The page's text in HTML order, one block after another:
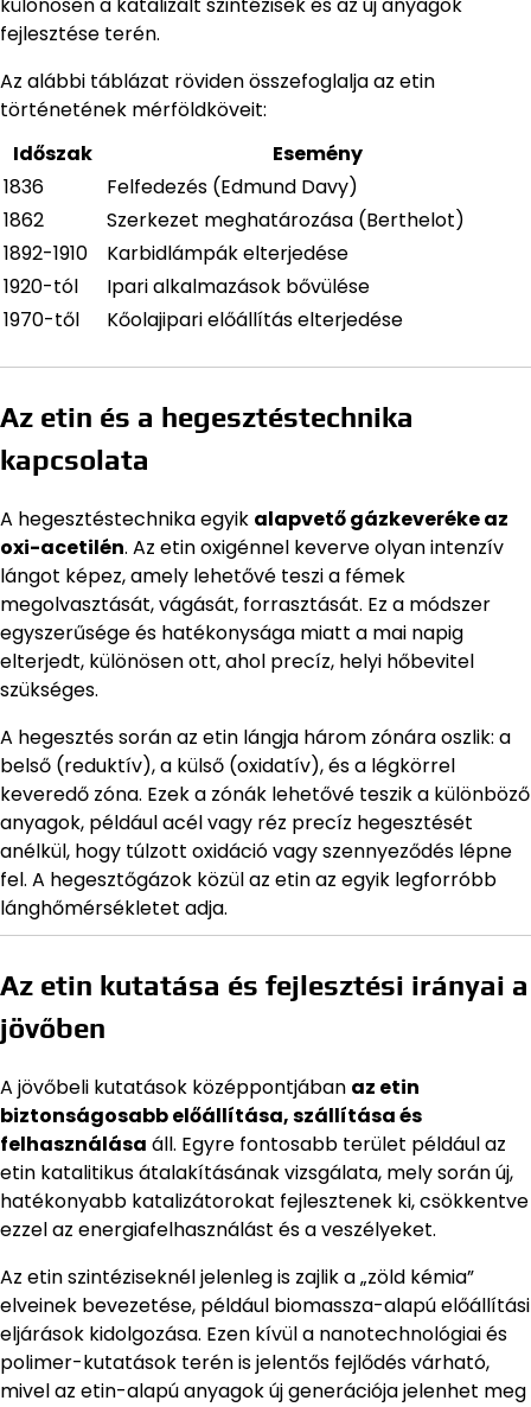
különösen a katalizált szintézisek és az új anyagok
fejlesztése terén.
Az alábbi táblázat röviden összefoglalja az etin
történetének mérföldköveit:
Időszak
Esemény
1836
Felfedezés (Edmund Davy)
1862
Szerkezet meghatározása (Berthelot)
1892-1910
Karbidlámpák elterjedése
1920-tól
Ipari alkalmazások bővülése
1970-től
Kőolajipari előállítás elterjedése
Az etin és a hegesztéstechnika
kapcsolata
A hegesztéstechnika egyik alapvető gázkeveréke az
oxi-acetilén. Az etin oxigénnel keverve olyan intenzív
lángot képez, amely lehetővé teszi a fémek
megolvasztását, vágását, forrasztását. Ez a módszer
egyszerűsége és hatékonysága miatt a mai napig
elterjedt, különösen ott, ahol precíz, helyi hőbevitel
szükséges.
A hegesztés során az etin lángja három zónára oszlik: a
belső (reduktív), a külső (oxidatív), és a légkörrel
keveredő zóna. Ezek a zónák lehetővé teszik a különböző
anyagok, például acél vagy réz precíz hegesztését
anélkül, hogy túlzott oxidáció vagy szennyeződés lépne
fel. A hegesztőgázok közül az etin az egyik legforróbb
lánghőmérsékletet adja.
Az etin kutatása és fejlesztési irányai a
jövőben
A jövőbeli kutatások középpontjában az etin
biztonságosabb előállítása, szállítása és
felhasználása áll. Egyre fontosabb terület például az
etin katalitikus átalakításának vizsgálata, mely során új,
hatékonyabb katalizátorokat fejlesztenek ki, csökkentve
ezzel az energiafelhasználást és a veszélyeket.
Az etin szintéziseknél jelenleg is zajlik a „zöld kémia”
elveinek bevezetése, például biomassza-alapú előállítási
eljárások kidolgozása. Ezen kívül a nanotechnológiai és
polimer-kutatások terén is jelentős fejlődés várható,
mivel az etin-alapú anyagok új generációja jelenhet meg